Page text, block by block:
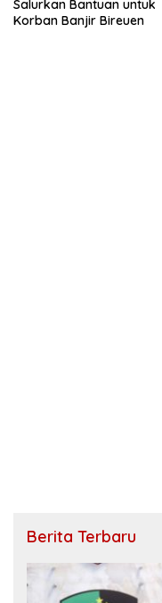
Salurkan Bantuan untuk
Korban Banjir Bireuen
Berita Terbaru